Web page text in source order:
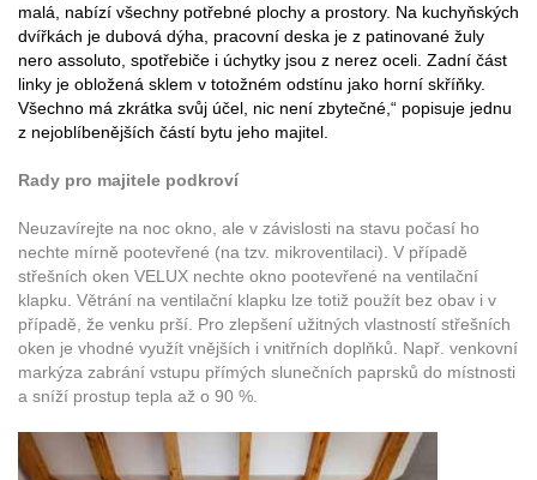
malá, nabízí všechny potřebné plochy a prostory. Na kuchyňských
dvířkách je dubová dýha, pracovní deska je z patinované žuly
nero assoluto, spotřebiče i úchytky jsou z nerez oceli. Zadní část
linky je obložená sklem v totožném odstínu jako horní skříňky.
Všechno má zkrátka svůj účel, nic není zbytečné,“ popisuje jednu
z nejoblíbenějších částí bytu jeho majitel.
Rady pro majitele podkroví
Neuzavírejte na noc okno, ale v závislosti na stavu počasí ho
nechte mírně pootevřené (na tzv. mikroventilaci). V případě
střešních oken VELUX nechte okno pootevřené na ventilační
klapku. Větrání na ventilační klapku lze totiž použít bez obav i v
případě, že venku prší. Pro zlepšení užitných vlastností střešních
oken je vhodné využít vnějších i vnitřních doplňků. Např. venkovní
markýza zabrání vstupu přímých slunečních paprsků do místnosti
a sníží prostup tepla až o 90 %.